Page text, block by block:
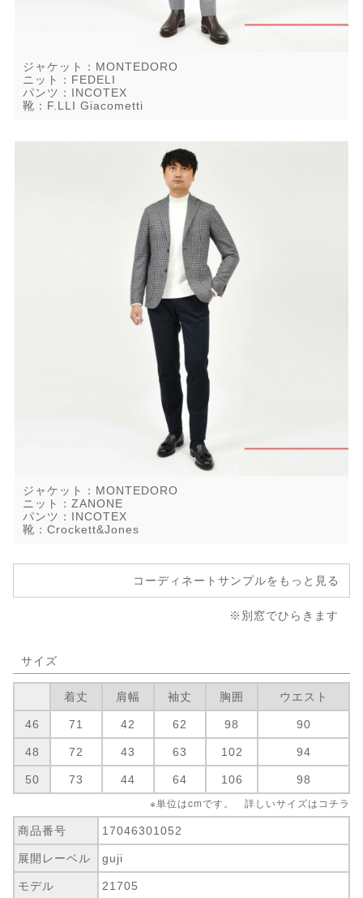
ジャケット：MONTEDORO
ニット：FEDELI
パンツ：INCOTEX
靴：F.LLI Giacometti
ジャケット：MONTEDORO
ニット：ZANONE
パンツ：INCOTEX
靴：Crockett&Jones
コーディネートサンプルをもっと見る
※別窓でひらきます
サイズ
着丈 肩幅 袖丈 胸囲 ウエスト
46 71 42 62 98 90
48 72 43 63 102 94
50 73 44 64 106 98
※単位はcmです。 詳しいサイズは コチラ
商品番号 17046301052
展開レーベル guji
モデル 21705